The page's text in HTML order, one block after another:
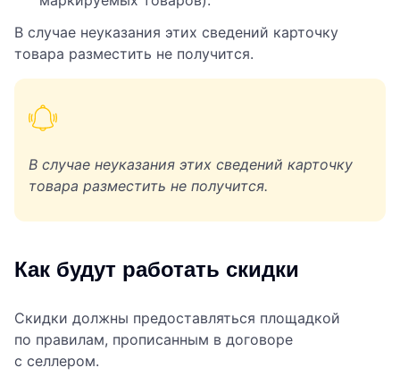
В случае неуказания этих сведений карточку
товара разместить не получится.
В случае неуказания этих сведений карточку
товара разместить не получится.
Как будут работать скидки
Скидки должны предоставляться площадкой
по правилам, прописанным в договоре
с селлером.